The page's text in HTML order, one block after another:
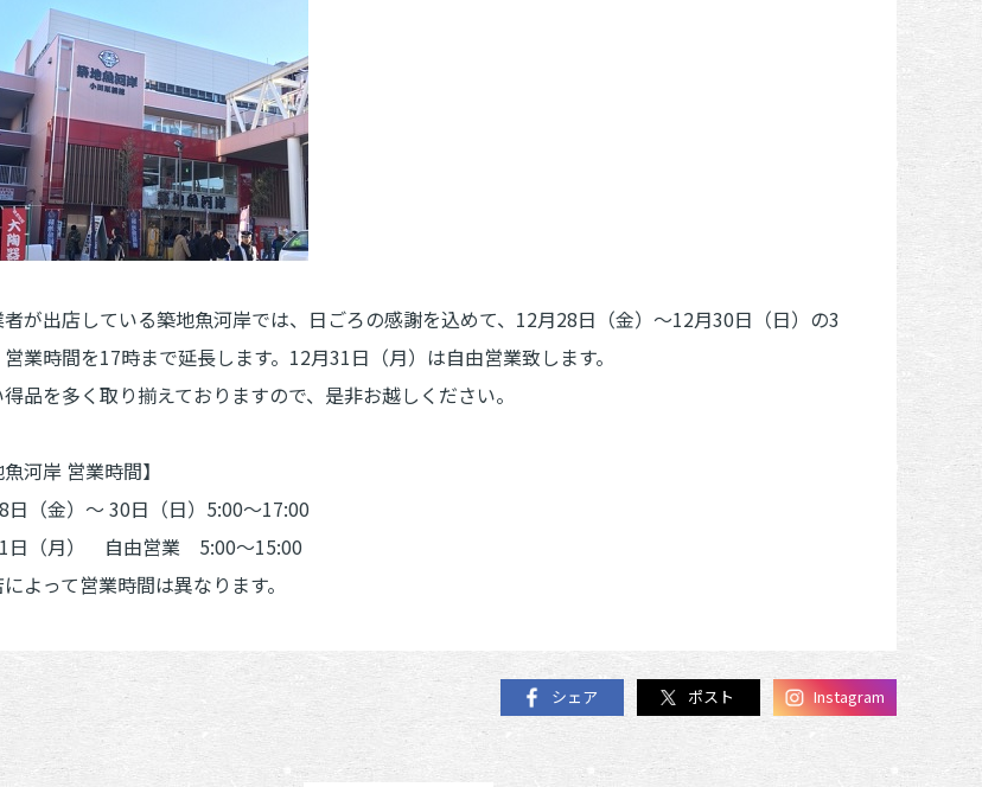
が出店している築地魚河岸では、日ごろの感謝を込めて、12月28日（金）～12月30日（日）の3
業時間を17時まで延長します。12月31日（月）は自由営業致します。
品を多く取り揃えておりますので、是非お越しください。
魚河岸 営業時間】
日（金）～ 30日（日）5:00～17:00
日（月） 自由営業 5:00～15:00
よって営業時間は異なります。
シェア ポスト Instagram